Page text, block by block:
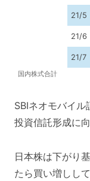
21/5
21/6
21/7
国内株式合計
SBIネオモバイ
投資信託形成に
日本株は下がり
たら買い増しし